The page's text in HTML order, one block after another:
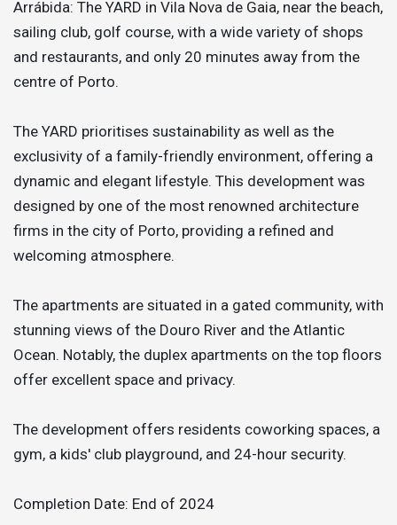
Arrábida: The YARD in Vila Nova de Gaia, near the beach,
sailing club, golf course, with a wide variety of shops
and restaurants, and only 20 minutes away from the
centre of Porto.
The YARD prioritises sustainability as well as the
exclusivity of a family-friendly environment, offering a
dynamic and elegant lifestyle. This development was
designed by one of the most renowned architecture
firms in the city of Porto, providing a refined and
welcoming atmosphere.
The apartments are situated in a gated community, with
stunning views of the Douro River and the Atlantic
Ocean. Notably, the duplex apartments on the top floors
offer excellent space and privacy.
The development offers residents coworking spaces, a
gym, a kids' club playground, and 24-hour security.
Completion Date: End of 2024